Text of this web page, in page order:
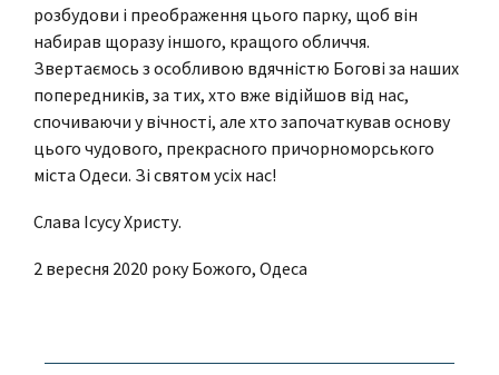
розбудови і преображення цього парку, щоб він
набирав щоразу іншого, кращого обличчя.
Звертаємось з особливою вдячністю Богові за наших
попередників, за тих, хто вже відійшов від нас,
спочиваючи у вічності, але хто започаткував основу
цього чудового, прекрасного причорноморського
міста Одеси. Зі святом усіх нас!
Слава Ісусу Христу.
2 вересня 2020 року Божого, Одеса